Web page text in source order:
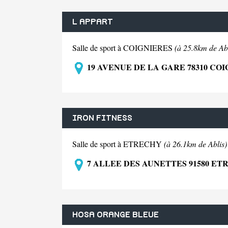
L APPART
Salle de sport à COIGNIERES (à 25.8km de
19 AVENUE DE LA GARE 78310
IRON FITNESS
Salle de sport à ETRECHY (à 26.1km de Ablis)
7 ALLEE DES AUNETTES 91580
HOSA ORANGE BLEUE